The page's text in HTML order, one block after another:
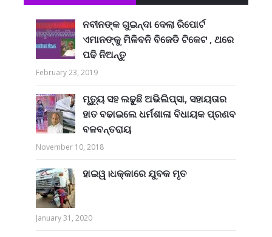
ନବୀନଙ୍କ ଗୁଇନ୍ଦା ଦେଲା ରିପୋର୍ଟ
ଏମାନଙ୍କୁ ମିଳିବନି ବିଜେଡି ଟିକେଟ , ଥରେ
ପଢି ନିଅନ୍ତୁ
February 23, 2019
ମୃତ୍ୟୁ ସହ ଲଢୁଛି ଅଭିଲିପ୍ସା, ସହାୟତାର
ହାତ ବଢାଇଲେ ଧର୍ମଶାଳା ବିଧାୟକ ପ୍ରଣବ
ବଳବନ୍ତରାୟ
November 10, 2018
ହାଇୱ।ଧକ୍କାରେ ଯୁବକ ମୃତ
January 31, 2020